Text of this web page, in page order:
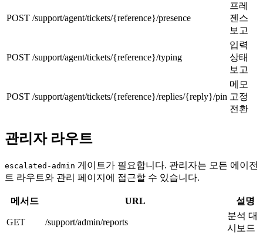
POST /support/agent/tickets/{reference}/presence
프레
젠스
보고
POST /support/agent/tickets/{reference}/typing
입력
상태
보고
POST /support/agent/tickets/{reference}/replies/{reply}/pin
메모
고정
전환
관리자 라우트
escalated-admin 게이트가 필요합니다. 관리자는 모든 에이전
트 라우트와 관리 페이지에 접근할 수 있습니다.
메서드 URL 설명
GET /support/admin/reports
분석 대
시보드